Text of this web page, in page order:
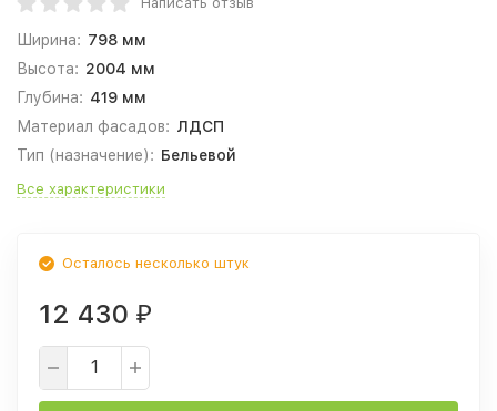
Ширина: 798 мм
Высота: 2004 мм
Глубина: 419 мм
Материал фасадов: ЛДСП
Тип (назначение): Бельевой
Все характеристики
Осталось несколько штук
12 430 ₽